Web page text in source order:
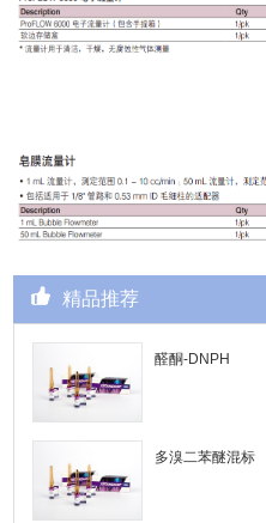
精品推荐
醛酮-DNPH
多溴二苯醚混标